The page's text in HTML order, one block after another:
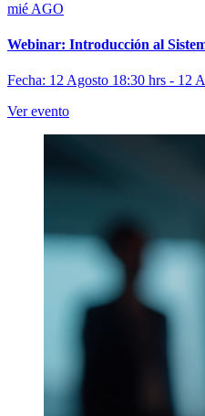
mié AGO
Webinar: Introducción al
Fecha: 12 Agosto 18:30 hrs - 12
Ver evento